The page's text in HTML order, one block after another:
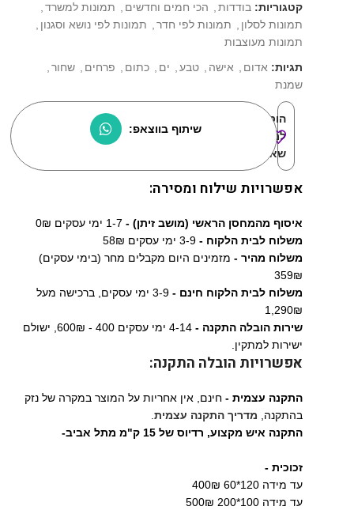
קטגוריות: בודדות הכי חמים וחדשים תמונות למשרד
תמונות לסלון
תמונות לפי חדר תמונות לפי נושא וסגנון
תמונות מעוצבות
תגיות: אדום אישה טבע ים כתום פרחים שחור
שמנת
הוסף
למוצרים
שאהבתי:
שיתוף בווצאפ:
אפשרויות שילוח ומסירה:
איסוף מהמחסן הראשי (מושב זיתן) -
משלוח לבית הלקוח - 3-9 ימי עסקים 58₪
משלוח מהיר - מזמינים היום מקבלים מחר (בימי עסקים)
359₪
משלוח לבית הלקוח חינם -
3-9 ימי עסקים, ברכישה מעל
1,290₪
שירות הובלה התקנה -
4-14 ימי עסקים 400 - 600₪, ישולם
ישירות למתקין.
אפשרויות הובלה התקנה:
התקנה עצמית - חינם, אין אחריות על המוצר במקרה של נזק
בהתקנה, מדריך התקנה עצמית
התקנה איש מקצוע, רדיוס של 15 ק"מ מתל אביב-
זכוכית -
עד מידה 120*60 400₪
עד מידה 100*200 500₪